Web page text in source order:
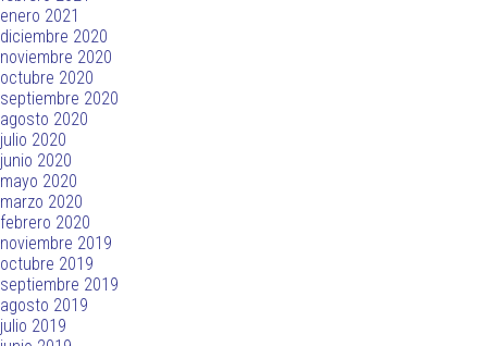
enero 2021
diciembre 2020
noviembre 2020
octubre 2020
septiembre 2020
agosto 2020
julio 2020
junio 2020
mayo 2020
marzo 2020
febrero 2020
noviembre 2019
octubre 2019
septiembre 2019
agosto 2019
julio 2019